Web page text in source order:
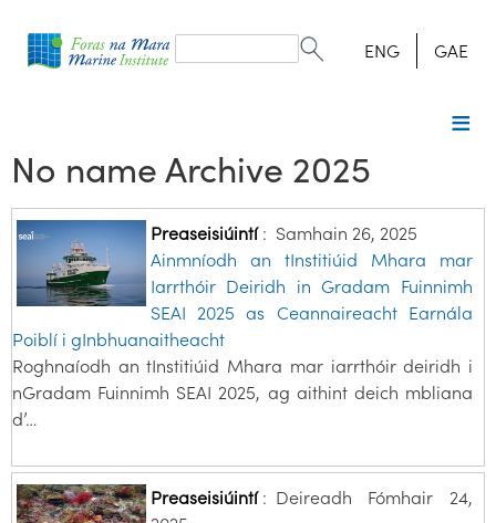
form
Search ENG GAE
No name Archive 2025
Preaseisiúintí: Samhain 26, 2025
Ainmníodh an tInstitiúid Mhara mar
Iarrthóir Deiridh in Gradam Fuinnimh
SEAI 2025 as Ceannaireacht Earnála
Poiblí i gInbhuanaitheacht
Roghnaíodh an tInstitiúid Mhara mar iarrthóir deiridh i
nGradam Fuinnimh SEAI 2025, ag aithint deich mbliana
d’…
Preaseisiúintí: Deireadh Fómhair 24,